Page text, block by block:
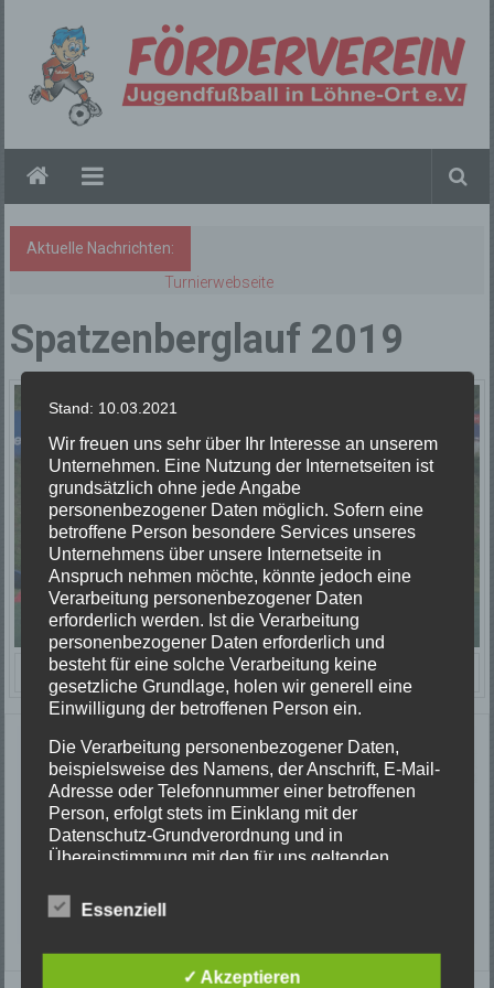
springen
Förderverein
Tura
Löhne
Aktuelle Nachrichten:
Turnierwebseite
Spatzenberglauf 2019
Zurück
1 von 76
Stand: 10.03.2021
Wir freuen uns sehr über Ihr Interesse an unserem
Unternehmen. Eine Nutzung der Internetseiten ist
grundsätzlich ohne jede Angabe
personenbezogener Daten möglich. Sofern eine
betroffene Person besondere Services unseres
Unternehmens über unsere Internetseite in
Anspruch nehmen möchte, könnte jedoch eine
Verarbeitung personenbezogener Daten
erforderlich werden. Ist die Verarbeitung
personenbezogener Daten erforderlich und
besteht für eine solche Verarbeitung keine
gesetzliche Grundlage, holen wir generell eine
Einwilligung der betroffenen Person ein.
Die Verarbeitung personenbezogener Daten,
beispielsweise des Namens, der Anschrift, E-Mail-
Adresse oder Telefonnummer einer betroffenen
Person, erfolgt stets im Einklang mit der
Datenschutz-Grundverordnung und in
Übereinstimmung mit den für uns geltenden
Mittels dieser Datenschutzerklärung möchte unser
Unternehmen die Öffentlichkeit über Art, Umfang
verarbeiteten personenbezogenen Daten
Essenziell
✓ Akzeptieren